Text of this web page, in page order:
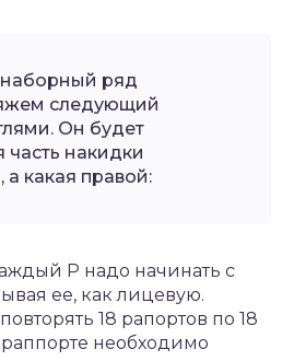
наборный ряд
следующий
Он будет
часть накидки
а какая правой:
Р надо начинать с
ее, как лицевую.
18 рапортов по 18
необходимо